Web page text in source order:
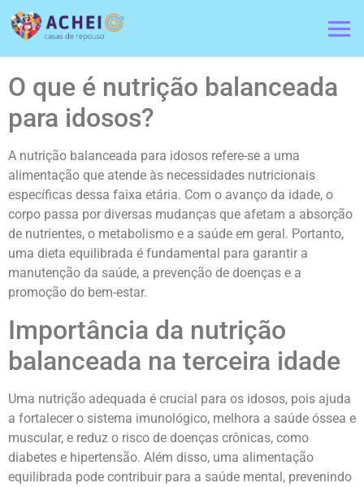
O que é nutrição balanceada
para idosos?
A nutrição balanceada para idosos refere-se a uma
alimentação que atende às necessidades nutricionais
específicas dessa faixa etária. Com o avanço da idade, o
corpo passa por diversas mudanças que afetam a absorção
de nutrientes, o metabolismo e a saúde em geral. Portanto,
uma dieta equilibrada é fundamental para garantir a
manutenção da saúde, a prevenção de doenças e a
promoção do bem-estar.
Importância da nutrição
balanceada na terceira idade
Uma nutrição adequada é crucial para os idosos, pois ajuda
a fortalecer o sistema imunológico, melhora a saúde óssea e
muscular, e reduz o risco de doenças crônicas, como
diabetes e hipertensão. Além disso, uma alimentação
equilibrada pode contribuir para a saúde mental, prevenindo